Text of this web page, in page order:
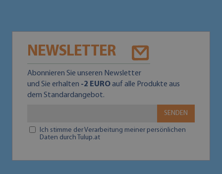
NEWSLETTER
Abonnieren Sie unseren Newsletter
und Sie erhalten -2 EUROauf alle Produkte aus
dem Standardangebot.
SENDEN
Ich stimme der Verarbeitung meiner persönlichen
Daten durch Tulup.at